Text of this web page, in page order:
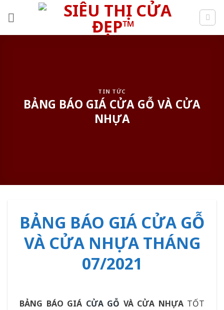
TIN TỨC
BẢNG BÁO GIÁ CỬA GỖ VÀ CỬA
NHỰA
BẢNG BÁO GIÁ CỬA GỖ
VÀ CỬA NHỰA THÁNG
07/2021
BẢNG BÁO GIÁ CỬA GỖ VÀ CỬA NHỰATỐT